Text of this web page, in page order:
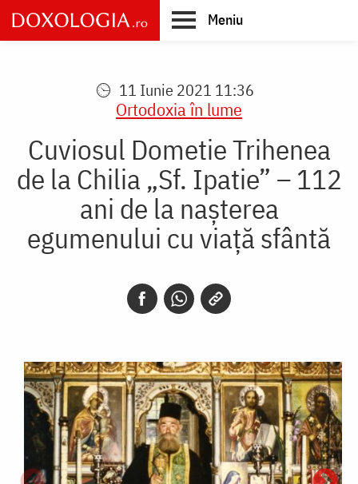
Skip
to
main
Meniu
11 Iunie 2021 11:36
Ortodoxia în lume
Cuviosul Dometie Trihenea
de la Chilia „Sf. Ipatie” – 112
ani de la nașterea
egumenului cu viață sfântă